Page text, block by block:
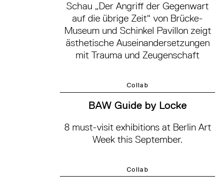
Schau „Der Angriff der Gegenwart
auf die übrige Zeit“ von Brücke-
Museum und Schinkel Pavillon zeigt
ästhetische Auseinandersetzungen
mit Trauma und Zeugenschaft
Collab
BAW Guide by Locke
8 must-visit exhibitions at Berlin Art
Week this September.
Collab